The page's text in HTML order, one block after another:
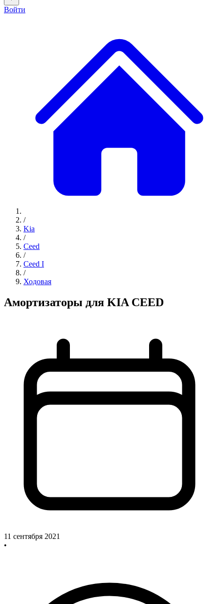
Войти
/
Kia
/
Ceed
/
Ceed I
/
Ходовая
Амортизаторы для KIA CEED
11 сентября 2021
•